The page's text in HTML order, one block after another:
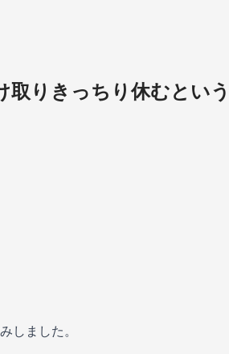
取りきっちり休むとい
しました。